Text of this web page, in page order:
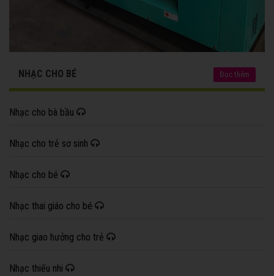
NHẠC CHO BÉ Đọc thêm
Nhạc cho bà bầu
Nhạc cho trẻ sơ sinh
Nhạc cho bé
Nhạc thai giáo cho bé
Nhạc giao hưởng cho trẻ
Nhạc thiếu nhi